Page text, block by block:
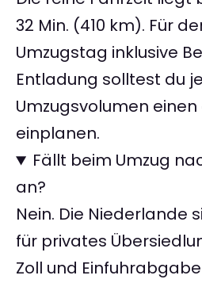
32 Min. (410 km). Für
Umzugstag inklusive
Entladung solltest du
Umzugsvolumen
einplanen.
Fällt beim Umzug
an?
Nein. Die Niederlande
für privates
Zoll und